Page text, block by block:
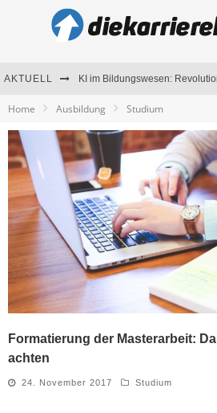
AKTUELL
Home Ausbildung Studium
Formatierung der Masterarbeit:
achten
24. November 2017 Studium